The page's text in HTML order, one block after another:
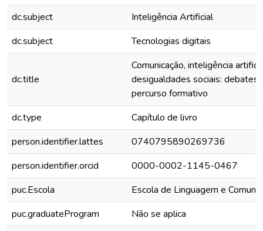
dc.subject
Inteligência Artificial
dc.subject
Tecnologias digitais
dc.title
Comunicação, inteligência
desigualdades sociais: debates
percurso formativo
dc.type
Capítulo de livro
person.identifier.lattes
0740795890269736
person.identifier.orcid
0000-0002-1145-0467
puc.Escola
Escola de Linguagem e
puc.graduateProgram
Não se aplica